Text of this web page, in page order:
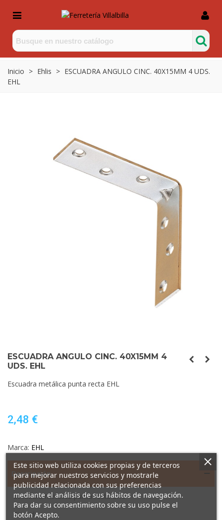
Inicio > Ehlis > ESCUADRA ANGULO CINC. 40X15MM 4 UDS.
EHL
ESCUADRA ANGULO CINC. 40X15MM 4
UDS. EHL
Escuadra metálica punta recta EHL
2,48 €
Marca: EHL
Descripción
Escuadra metálica punta recta EHL
Cincada.
Este sitio web utiliza cookies propias y de terceros
para mejorar nuestros servicios y mostrarle
publicidad relacionada con sus preferencias
mediante el análisis de sus hábitos de navegación.
Para dar su consentimiento sobre su uso pulse el
botón Acepto.